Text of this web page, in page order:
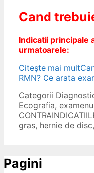
Cand
Indicatii principale
urmatoarele:
Citește mai mult
RMN? Ce arata
Categorii
Ecografia,
gras, hernie de disc,
Pagini